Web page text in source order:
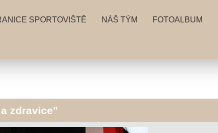
SPORTOVIŠTĚ NÁŠ TÝM FOTOALBUM
zdravice"